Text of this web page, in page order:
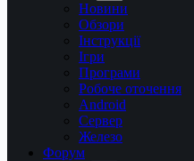
Новини
Обзори
Інструкції
Ігри
Програми
Робоче оточення
Android
Сервер
Железо
Форум